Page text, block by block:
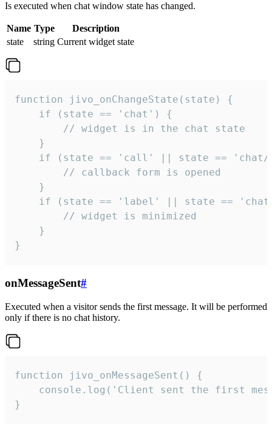
Is executed when chat window state has changed.
Name Type
Description
state
string Current widget state
function jivo_onChangeState(state) {
    if (state == 'chat') {
        // widget is in the chat state
    }
if (state == 'call' || state ==
        // callback form is opened
    }
if (state == 'label' || state ==
        // widget is minimized
    }
}
onMessageSent#
Executed when a visitor sends the first message. It will be performed
only if there is no chat history.
function jivo_onMessageSent() {
console.log('Client sent the first
}